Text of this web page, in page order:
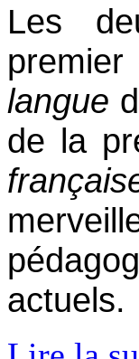
Les
premier
langue
de la
actuels.